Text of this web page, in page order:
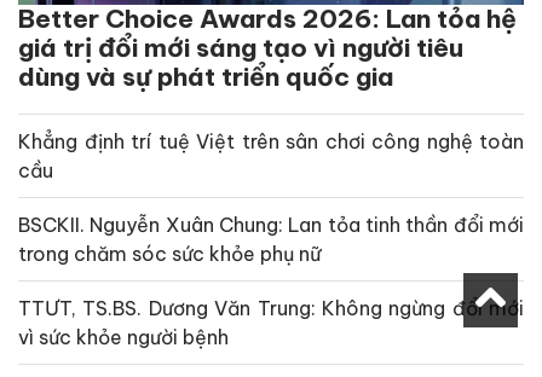
Better Choice Awards 2026: Lan tỏa hệ
giá trị đổi mới sáng tạo vì người tiêu
dùng và sự phát triển quốc gia
Khẳng định trí tuệ Việt trên sân chơi công nghệ toàn
cầu
BSCKII. Nguyễn Xuân Chung: Lan tỏa tinh thần đổi mới
trong chăm sóc sức khỏe phụ nữ
TTƯT, TS.BS. Dương Văn Trung: Không ngừng đổi mới
vì sức khỏe người bệnh